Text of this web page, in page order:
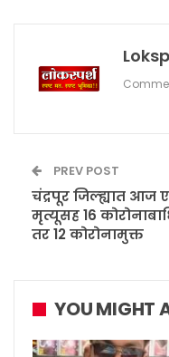
PREV POST
चंद्रपूर जिल्ह्यात आज
मृत्यूसह 16
तर 12 कोरोनामुक्त
YOU MIGHT